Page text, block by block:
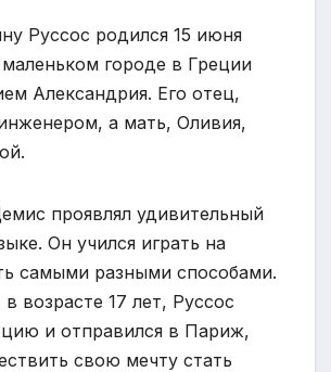
Руссос родился 15 июня
городе в Греции
Александрия. Его отец,
а мать, Оливия,
проявлял удивительный
Он учился играть на
самыми разными способами.
возрасте 17 лет, Руссос
и отправился в Париж,
свою мечту стать